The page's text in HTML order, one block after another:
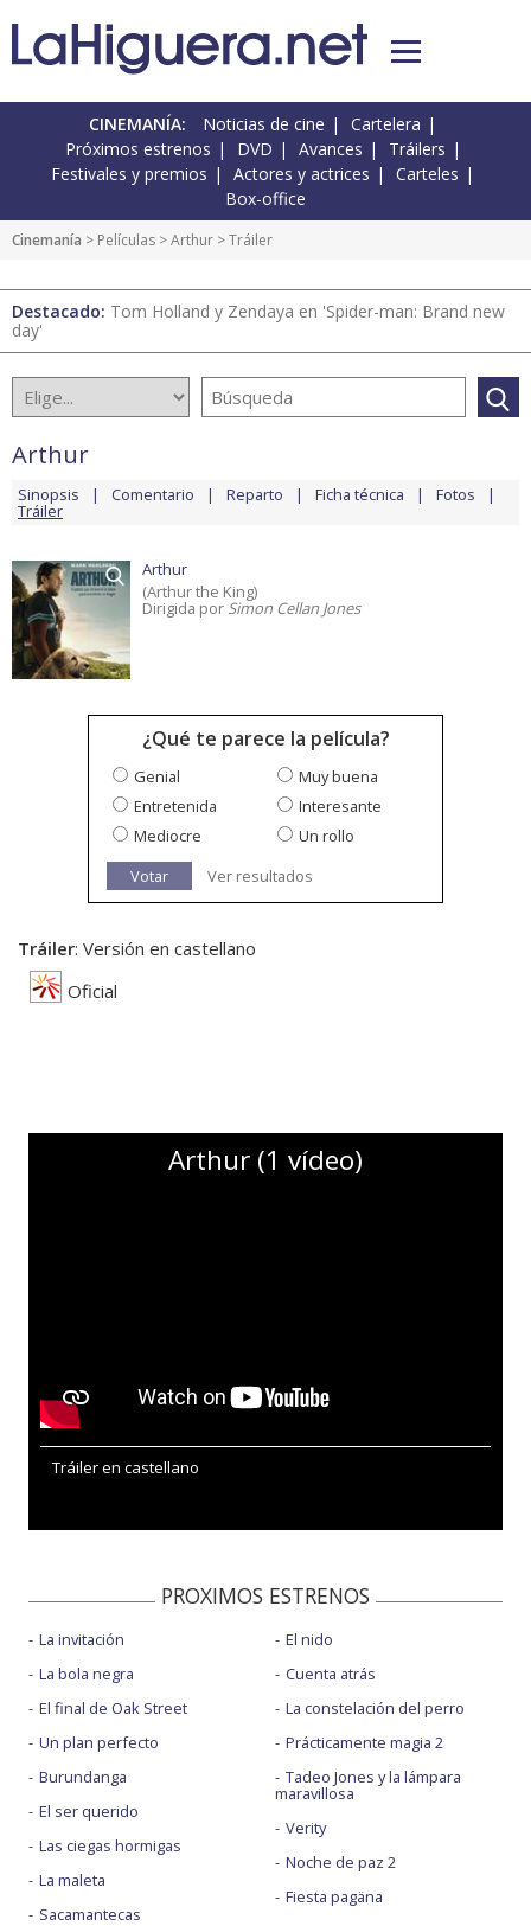
CINEMANÍA: Noticias de cine
Cartelera
Próximos estrenos
DVD Avances
Tráilers
Festivales y premios
Actores y actrices
Carteles
Box-office
Cinemanía > Películas >Arthur > Tráiler
Destacado: Tom Holland y Zendaya en 'Spider-man: Brand new
day'
Arthur
Sinopsis Comentario Reparto Ficha técnica Fotos
Tráiler
Arthur
(Arthur the King)
Dirigida por Simon Cellan Jones
¿Qué te parece la película?
Genial
Muy buena
Entretenida
Interesante
Mediocre
Un rollo
Votar
Ver resultados
Tráiler: Versión en castellano
Oficial
Arthur (1 vídeo)
Tráiler en castellano
PROXIMOS ESTRENOS
La invitación
La bola negra
El final de Oak Street
Un plan perfecto
Burundanga
El ser querido
Las ciegas hormigas
La maleta
Sacamantecas
El nido
Cuenta atrás
La constelación del perro
Prácticamente magia 2
Tadeo Jones y la lámpara
maravillosa
Verity
Noche de paz 2
Fiesta pagäna